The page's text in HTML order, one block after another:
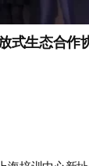
式生态合作